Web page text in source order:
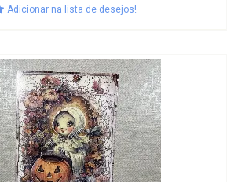
Adicionar na lista de desejos!